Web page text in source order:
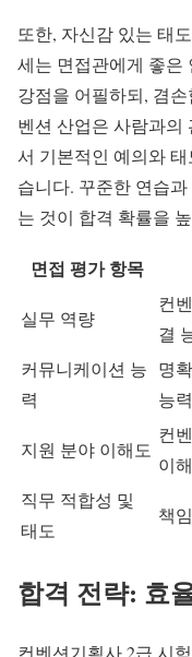
또한, 자신감 있는 태
세는 면접관에게 좋은
강점을 어필하되, 겸
벤션 산업은 사람과의
서 기본적인 예의와
습니다. 꾸준한 연습
는 것이 합격 확률을
면접 평가 항목
실무 역량
컨
결
커뮤니케이션 능
력
명
능력
지원 분야 이해도
컨
이해
직무 적합성 및
태도
책
합격 전략: 효